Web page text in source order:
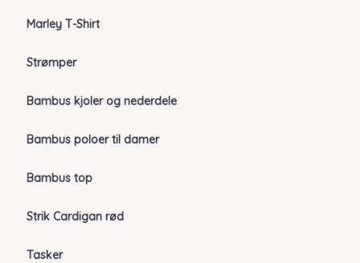
Marley T-Shirt
Strømper
Bambus kjoler og nederdele
Bambus poloer til damer
Bambus top
Strik Cardigan rød
Tasker